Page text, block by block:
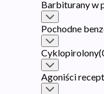
Barbiturany w
Pochodne
Cyklopirolony(
Agoniści